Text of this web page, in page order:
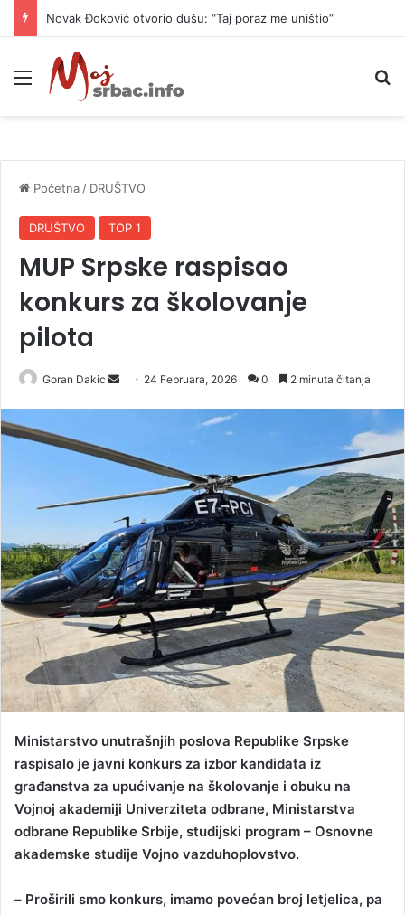
Novak Đoković otvorio dušu: “Taj poraz me uništio”
Meni
Početna / DRUŠTVO
DRUŠTVO TOP 1
MUP Srpske raspisao
konkurs za školovanje
pilota
Goran Dakic
a
m
a
i
l
24 Februara, 2026 0 2 minuta čitanja
Ministarstvo unutrašnjih poslova Republike Srpske
raspisalo je javni konkurs za izbor kandidata iz
građanstva za upućivanje na školovanje i obuku na
Vojnoj akademiji Univerziteta odbrane, Ministarstva
odbrane Republike Srbije, studijski program – Osnovne
akademske studije Vojno vazduhoplovstvo.
– Proširili smo konkurs, imamo povećan broj letjelica, pa